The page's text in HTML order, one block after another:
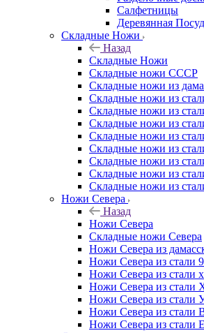
Салфетницы
Деревянная
Складные Ножи
Назад
Складные Ножи
Cкладные ножи СССР
Складные ножи из
Складные ножи из
Складные ножи из
Складные ножи из
Складные ножи из
Складные ножи из
Складные ножи из
Складные ножи из
Складные ножи из
Ножи Севера
Назад
Ножи Севера
Складные ножи Севера
Ножи Севера из
Ножи Севера из стали
Ножи Севера из стали
Ножи Севера из стали
Ножи Севера из стали
Ножи Севера из стали
Ножи Севера из стали